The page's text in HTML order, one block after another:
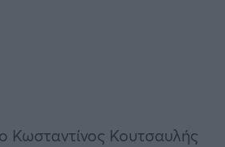
Κουτσαυλής